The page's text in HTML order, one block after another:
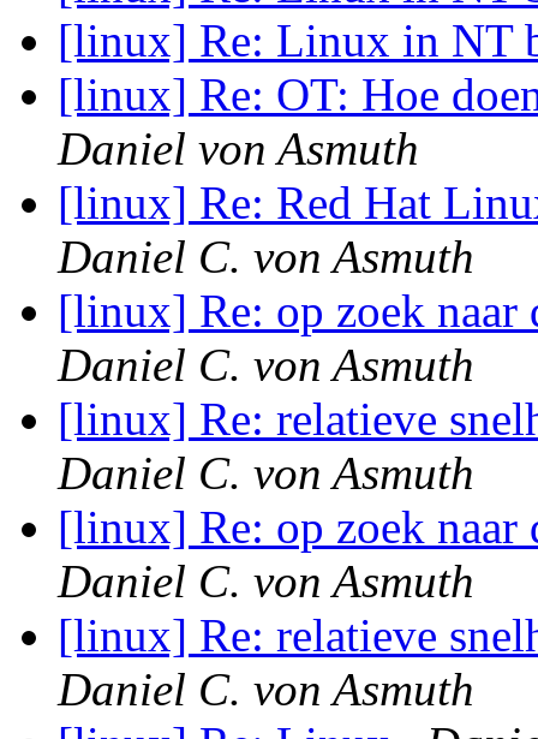
[linux] Re: Linux in NT
[linux] Re: OT: Hoe
Daniel von Asmuth
[linux] Re: Red Hat
Daniel C. von Asmuth
[linux] Re: op zoek
Daniel C. von Asmuth
[linux] Re: relatieve
Daniel C. von Asmuth
[linux] Re: op zoek
Daniel C. von Asmuth
[linux] Re: relatieve
Daniel C. von Asmuth